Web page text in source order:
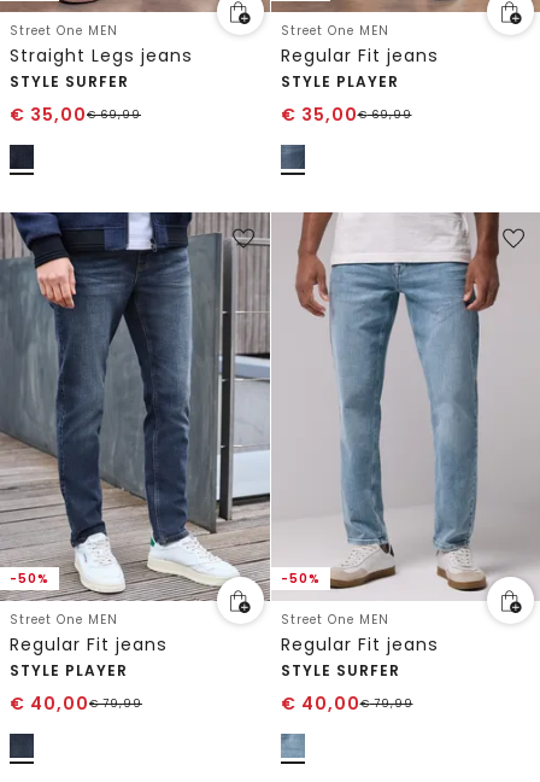
Street One MEN
Straight Legs jeans
STYLE SURFER
€ 35,00€69,99
Street One MEN
Regular Fit jeans
STYLE PLAYER
€ 35,00€69,99
-50%
Street One MEN
Regular Fit jeans
STYLE PLAYER
€ 40,00€79,99
-50%
Street One MEN
Regular Fit jeans
STYLE SURFER
€ 40,00€79,99